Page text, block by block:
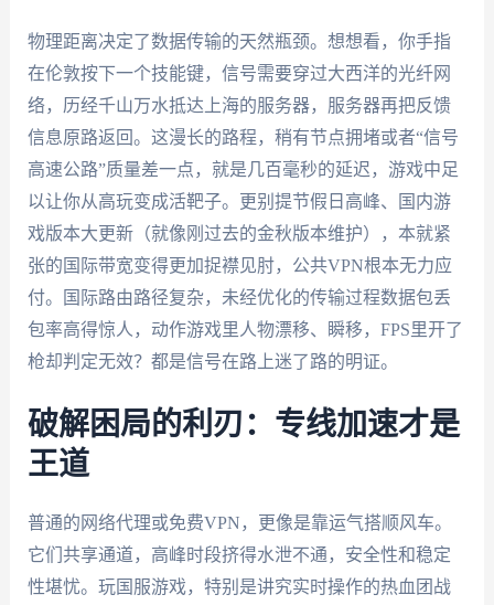
物理距离决定了数据传输的天然瓶颈。想想看，你手指
在伦敦按下一个技能键，信号需要穿过大西洋的光纤网
络，历经千山万水抵达上海的服务器，服务器再把反馈
信息原路返回。这漫长的路程，稍有节点拥堵或者“信号
高速公路”质量差一点，就是几百毫秒的延迟，游戏中足
以让你从高玩变成活靶子。更别提节假日高峰、国内游
戏版本大更新（就像刚过去的金秋版本维护），本就紧
张的国际带宽变得更加捉襟见肘，公共VPN根本无力应
付。国际路由路径复杂，未经优化的传输过程数据包丢
包率高得惊人，动作游戏里人物漂移、瞬移，FPS里开了
枪却判定无效？都是信号在路上迷了路的明证。
破解困局的利刃：专线加速才是
王道
普通的网络代理或免费VPN，更像是靠运气搭顺风车。
它们共享通道，高峰时段挤得水泄不通，安全性和稳定
性堪忧。玩国服游戏，特别是讲究实时操作的热血团战